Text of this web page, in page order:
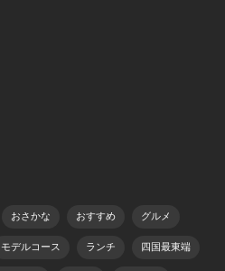
おさかな おすすめ グルメ
モデルコース ランチ 四国最東端